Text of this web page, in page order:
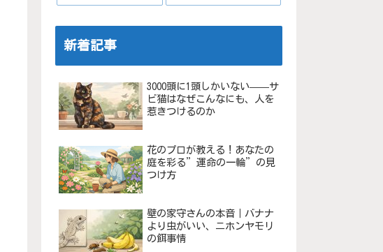
新着記事
3000頭に1頭しかいない——サ
ビ猫はなぜこんなにも、人を
惹きつけるのか
花のプロが教える！あなたの
庭を彩る”運命の一輪”の見
つけ方
壁の家守さんの本音｜バナナ
より虫がいい、ニホンヤモリ
の餌事情